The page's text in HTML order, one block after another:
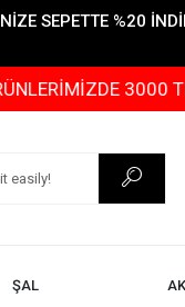
SEPETTE %20
3000 TL ve
ŞAL